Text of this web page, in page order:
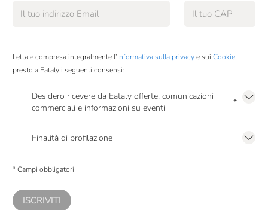
Letta e compresa integralmente l’Informativa sulla privacye sui Cookie,
presto a Eataly i seguenti consensi:
Desidero ricevere da Eataly offerte, comunicazioni
commerciali e informazioni su eventi
*
Finalità di profilazione
comunicazioni commerciali personalizzate, in caso di consenso prestato ai
* Campi obbligatori
ISCRIVITI